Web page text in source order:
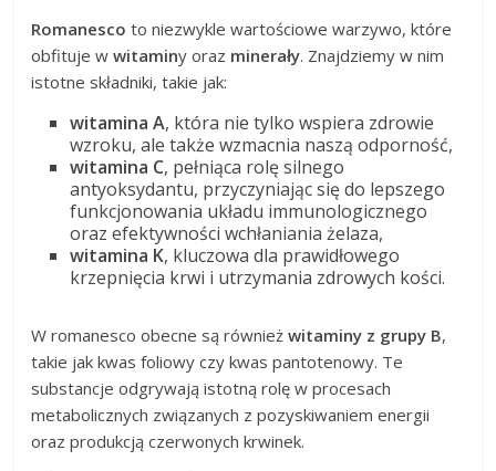
Romanesco to niezwykle wartościowe warzywo, które
obfituje wwitaminy oraz minerały. Znajdziemy w nim
istotne składniki, takie jak:
witamina A, która nie tylko wspiera zdrowie
wzroku, ale także wzmacnia naszą odporność,
witamina C, pełniąca rolę silnego
antyoksydantu, przyczyniając się do lepszego
funkcjonowania układu immunologicznego
oraz efektywności wchłaniania żelaza,
witamina K, kluczowa dla prawidłowego
krzepnięcia krwi i utrzymania zdrowych kości.
W romanesco obecne są równieżwitaminy z grupy B,
takie jak kwas foliowy czy kwas pantotenowy. Te
substancje odgrywają istotną rolę w procesach
metabolicznych związanych z pozyskiwaniem energii
oraz produkcją czerwonych krwinek.